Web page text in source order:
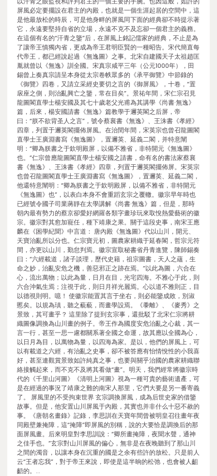
屏風必定要擺設在君主的內殿，也就是一個生涯起居的空間中，這
是他最放松的時辰，可是他身畔的屏風同下面的經典卻不時提示著
它，永遠要堅持自省的立場，永遠不克不及忘卻一個君主的義務。
在這個有名的“汗青之鑒”后，在屏風上銘記儒家的經典，不止是為
了讓帝王慎獨內省，更成為帝王君明臣賢的一種昭告。宋代簡直每
代帝王，都已經說起過《無逸圖》之事。北宋自建國天子太祖趙匡
胤就曾以《無逸》訓全國。宋真宗咸平三年（公元1000年），田
錫曾上奏真宗請呈本身從太宗卷帙眾多的《承平御覽》中節錄的
《御覽》四卷，又請立采經史要切之言的《御屏風》，十卷，“置
扆座之側，則治亂興亡之鑒，常在目矣”。景祐年間，宋仁宗召見
龍圖閣直學士楊安國及其七十歲老父光甫為其講學《尚書·無逸》
篇，后來，楊安國請書《無逸》篇教學于邇英閣之后屏，帝
曰：“朕不欲背圣人之言”，號令蔡襄書《無逸》、王洙書《孝經》
四章，列置于邇英閣擺佈屏風。在治閏年間，宋英宗也曾召龍圖閣
直學士王廣淵書寫《無逸圖》，置邇英、延義二閣，并特意闡
明：“卿為朕書之于欽明殿屏，以備不雅省，非特開元《無逸圖》
也。”仁宗曾應龍圖閣直學士楊安國之請書，命有名的書法家蔡襄
書《無逸》、王洙書《孝經》四章，列置于邇英閣擺佈屏。宋英宗
也曾召龍圖閣直學士王廣淵書寫《無逸圖》，置邇英、延義二閣，
他還特意闡明：“卿為朕書之于欽明殿屏，以備不雅省，非特開元
《無逸圖》也”，以表白本身不會重蹈玄宗之覆轍。徽宗早年時也
已經號令國子司業蔣靜在太學講解《尚書·無逸》篇，但是，那時
朝內最有勢力的蔡京卻愛好網羅各類字畫珍玩來取悅熱愛藝術的徽
宗。徽宗對其愈加寵任，種下靖康之果。關于這段史事，南宋王應
麟在《困學紀聞》中言道： 唐內殿《無逸圖》代以山川，開元、
天寶治亂所以分也。仁宗寶元初，圖農家耕織于延春閣，哲宗元符
間，亦更以山川，勤怠判焉。徽宗宣取秘書省丹青進覽，陳師錫奏
曰：“六經載道，諸子談理，歷代史籍，祖宗圖書，天人之蘊，生
命之妙，治亂安危之機，善惡邪正之跡在焉。”以此為圖，六合在
心，流出萬物；以此為量，日月在目，光宅四海。不雅心于此，則
六合沖氣生焉；注視于此，則日月祥光麗焉。心以道不雅則正，目
以德視則明。噫！ 使徽宗能置其言于坐右，則必能鑒成敗，別淑
慝矣。以規為瑱，聽之藐藐，而畫學設焉。《黍離》、《麥秀》之
景致，其可畫乎？ 這里除了提到玄宗事，還批駁了北宋仁宗將耕
織圖像調換為山川畫的例子。帝王作為國度安危治亂之心裁，其一
言一行，甚至一思一慮都關系著全國之命運，故其應以全國為心，
以日月為目，以萬物為量，以四海為家。是以，他們的屏風上，可
以有載道之六經，有治亂之史事，卻不被答應有怡情悅性的小我喜
好，甚至連觀賞景致如許純真之事，也要與關乎治國的農家耕織聯
絡接觸起來，而不克不及將其看做“畫”。明天，我們經常將徽宗時
代的《千里山河圖》《清明上河圖》視為一種可貴的藝術遺產，可
是在經過的事況了靖康之難的南宋人那里，它們大要是另一番寄義
了。 屏風里的不受拘束世界 玄宗調換屏風，成為后世史家的借鑒
故事。但是，他安置山川屏風于內殿，其實也并非什么十惡不赦的
事。《唐朝名畫錄》記錄，李思訓在天寶年間曾被明皇召往畫年夜
同殿壁兼掩障，這“掩障”即屏風的別稱，說的大要恰是調換后的那
面屏風畫。后來明皇對李思訓說：“卿所畫掩障，夜聞水聲，通神
之佳手也。”玄宗對山川屏風的偏心，無非是在夜晚聽到了那山川
之間的濁音，以讓本身在沉重的國是之余有些許的放松。只是前人
云“王者忘我”，對于帝王來說，即使是這半晌的松弛，也會被人齟
齬的。…